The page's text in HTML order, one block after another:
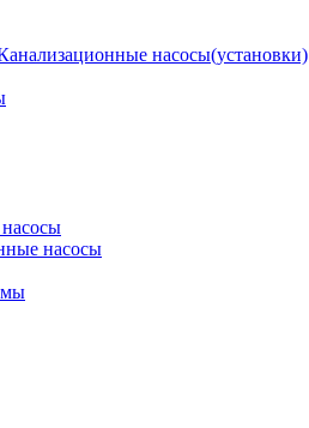
насосы(установки)
насосы